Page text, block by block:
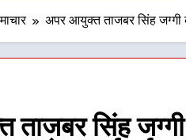
अपर आयुक्त ताजबर सिंह जग्गी के
सिंह जग्गी